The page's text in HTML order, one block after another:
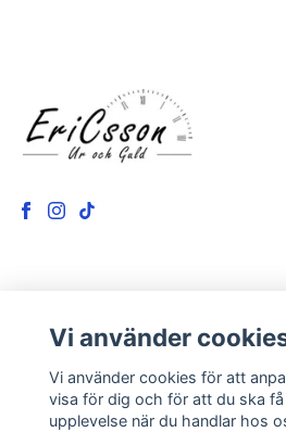
Kontakt
Om oss
Vi använder
Vi använder cookies för att
visa för dig och för att du ska
upplevelse när du handlar hos